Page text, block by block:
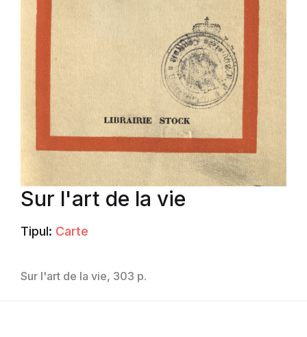
Sur l'art de la vie
Tipul: Carte
Sur l'art de la vie, 303 p.